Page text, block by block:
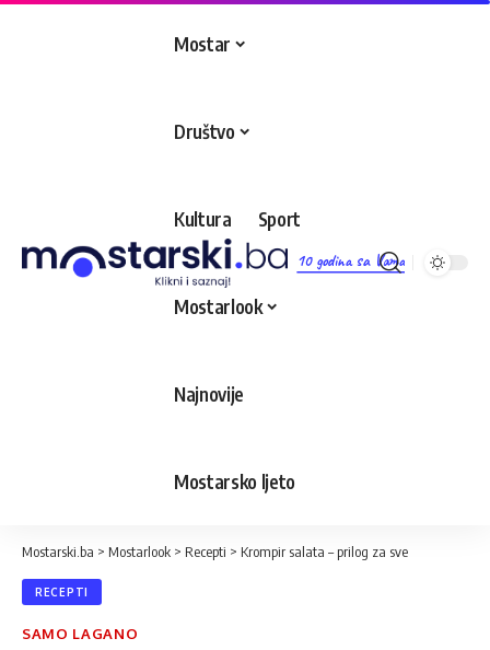
10 godina sa Vama
Mostar
Društvo
Kultura Sport
Mostarlook
Najnovije
Mostarsko ljeto
Mostarski.ba > Mostarlook > Recepti > Krompir salata – prilog za sve
RECEPTI
SAMO LAGANO